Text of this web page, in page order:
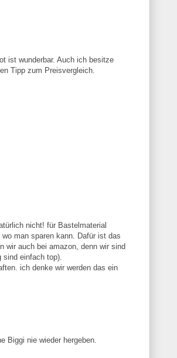
ist wunderbar. Auch ich besitze
Tipp zum Preisvergleich.
nicht! für Bastelmaterial
man sparen kann. Dafür ist das
wir auch bei amazon, denn wir sind
sind einfach top).
ich denke wir werden das ein
Biggi nie wieder hergeben.